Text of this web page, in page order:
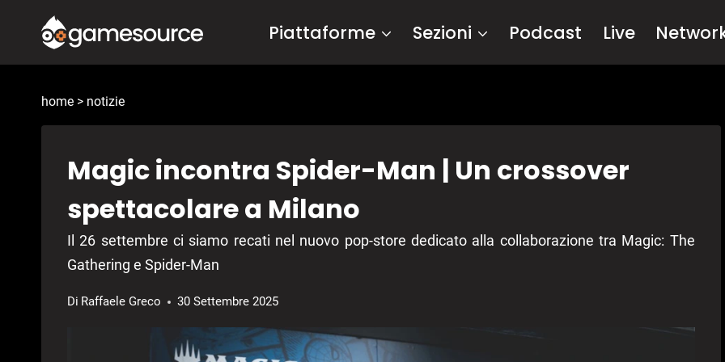
contenuto
Piattaforme Sezioni Podcast Live
home > notizie
Magic incontra Spider-Man | Un crossover
spettacolare a Milano
Il 26 settembre ci siamo recati nel nuovo pop-store dedicato alla collaborazione tra Magic: The
Gathering e Spider-Man
Di Raffaele Greco 30 Settembre 2025